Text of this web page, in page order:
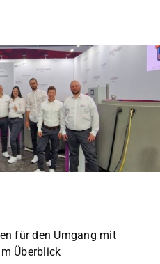
für den Umgang mit
Überblick